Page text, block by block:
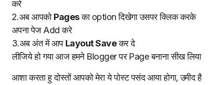
करे
2.अब आपकोPagesका option दिखेगा उसपर क्लिक करके
अपना पेज Add करे
3.अब अंत में आप Layout Saveकर दे
लीजिये हो गया आज हमने Blogger पर Page बनाना सीख लिया
आशा करता हु दोस्तों आपको मेरा ये पोस्ट पसंद आया होगा, उमीद है